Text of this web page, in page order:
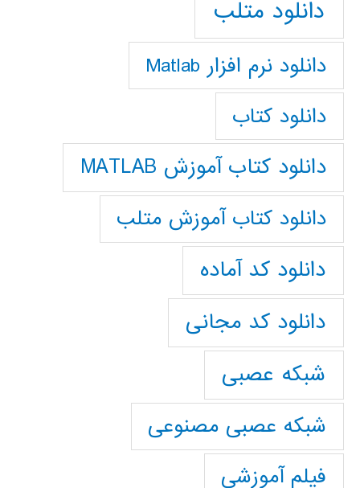
دانلود متلب
دانلود نرم افزار Matlab
دانلود کتاب
دانلود کتاب آموزش MATLAB
دانلود کتاب آموزش متلب
دانلود کد آماده
دانلود کد مجانی
شبکه عصبی
شبکه عصبی مصنوعی
فیلم آموزشی